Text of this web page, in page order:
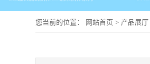
您当前的位置： 网站首页 > 产品展厅